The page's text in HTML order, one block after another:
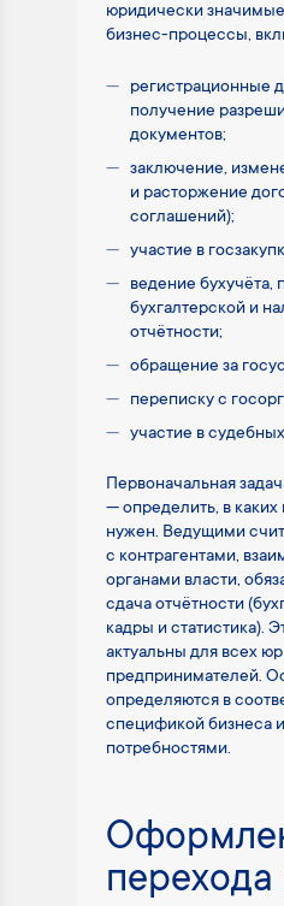
юридически
бизнес-процессы,
регистрационные
получение
документов;
заключение,
и расторжение
соглашений);
участие в
ведение бухучёта,
бухгалтерской и
отчётности;
обращение за
переписку с
участие в
Первоначальная
— определить, в
нужен. Ведущими
с контрагентами,
органами власти,
сдача отчётности
кадры и статистика).
актуальны для всех
предпринимателей.
определяются в
спецификой бизнеса
потребностями.